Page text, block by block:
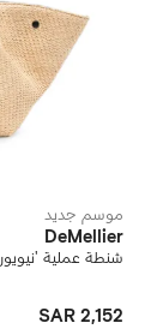
موسم جديد
DeMellier
شنطة عملية
SAR 2,152